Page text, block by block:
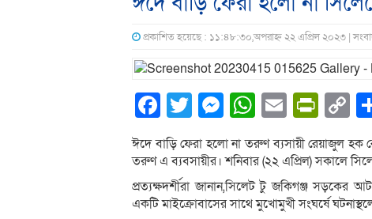
প্রকাশিত হয়েছে : ১১:৪৮:৩০,অপরাহ্ন ২২ এপ্রিল ২০২৩ |
Facebook
Twitter
Messenger
WhatsApp
Email
ঈদে বাড়ি ফেরা হলো না তরুণ ব্যসায়ী রেয়াজুল হক
তরুণ এ ব্যবসায়ীর। শনিবার (২২ এপ্রিল) সকালে
প্রত্যক্ষদর্শীরা জানান,সিলেট টু জকিগঞ্জ সড়কের
একটি মাইক্রোবাসের সাথে মুখোমুখী সংঘর্ষে